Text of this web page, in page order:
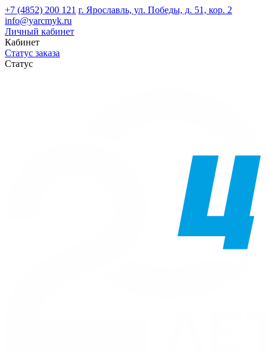
+7 (4852) 200 121 г. Ярославль, ул. Победы, д. 51, кор. 2
info@yarcmyk.ru
Личный кабинет
Кабинет
Статус заказа
Статус